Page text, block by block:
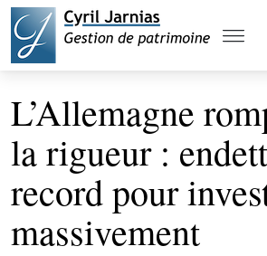
L’Allemagne
la rigueur :
record pour
massivement